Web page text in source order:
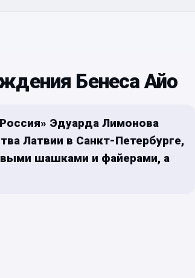
Бенеса Айо
Эдуарда Лимонова
Латвии в Санкт-Петербурге,
шашками и файерами, а